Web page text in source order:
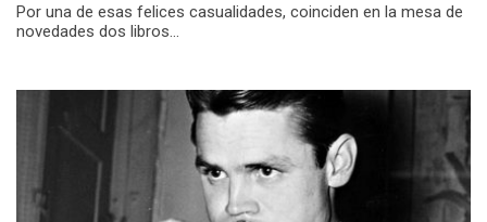
Por una de esas felices casualidades, coinciden en la mesa de
novedades dos libros...